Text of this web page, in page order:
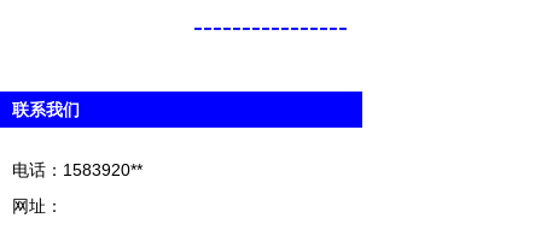
----------------
联系我们
电话：1583920**
网址：